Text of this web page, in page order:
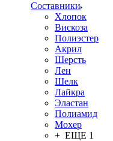
Составники
Хлопок
Вискоза
Полиэстер
Акрил
Шерсть
Лен
Шелк
Лайкра
Эластан
Полиамид
Мохер
+ ЕЩЕ 1